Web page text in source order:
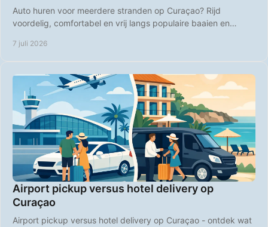
Auto huren voor meerdere stranden op Curaçao? Rijd
voordelig, comfortabel en vrij langs populaire baaien en
7 juli 2026
Airport pickup versus hotel delivery op
Curaçao
Airport pickup versus hotel delivery op Curaçao - ontdek wat